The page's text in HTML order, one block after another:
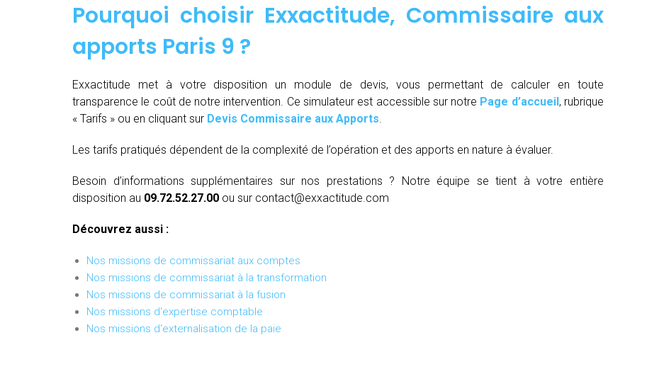
Pourquoi choisir Exxactitude, Commissaire aux
apports Paris 9 ?
Exxactitude met à votre disposition un module de devis, vous permettant de calculer en toute
transparence le coût de notre intervention. Ce simulateur est accessible sur notre Page d’accueil, rubrique
« Tarifs » ou en cliquant sur Devis Commissaire aux Apports.
Les tarifs pratiqués dépendent de la complexité de l’opération et des apports en nature à évaluer.
Besoin d’informations supplémentaires sur nos prestations ? Notre équipe se tient à votre entière
disposition au 09.72.52.27.00 ou sur contact@exxactitude.com
Découvrez aussi :
Nos missions de commissariat aux comptes
Nos missions de commissariat à la transformation
Nos missions de commissariat à la fusion
Nos missions d'expertise comptable
Nos missions d'externalisation de la paie